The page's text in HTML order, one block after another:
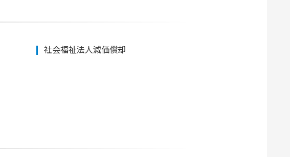
社会福祉法人減価償却